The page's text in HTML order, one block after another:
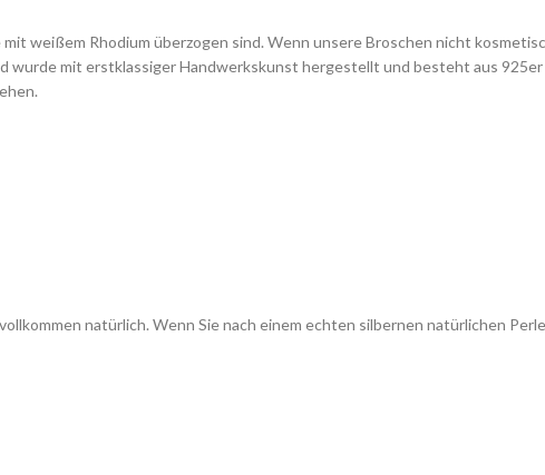
weißem Rhodium überzogen sind. Wenn unsere Broschen nicht
wurde mit erstklassiger Handwerkskunst hergestellt und besteht aus
natürlich. Wenn Sie nach einem echten silbernen natürlichen